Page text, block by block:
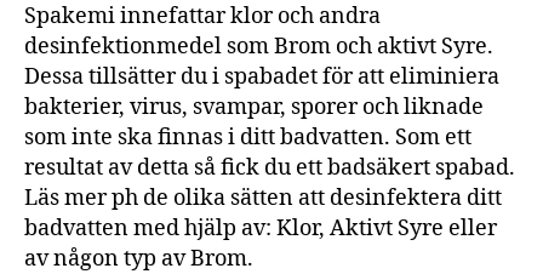
Spakemi innefattar klor och andra
desinfektionmedel som Brom och aktivt Syre.
Dessa tillsätter du i spabadet för att eliminiera
bakterier, virus, svampar, sporer och liknade
som inte ska finnas i ditt badvatten. Som ett
resultat av detta så fick du ett badsäkert spabad.
Läs mer ph de olika sätten att desinfektera ditt
badvatten med hjälp av: Klor, Aktivt Syre eller
av någon typ av Brom.